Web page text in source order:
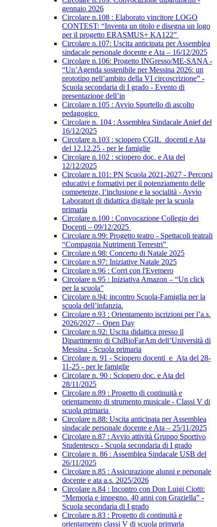
gennaio 2026
Circolare n.108 : Elaborato vincitore LOGO
CONTEST: “Inventa un titolo e disegna un logo
per il progetto ERASMUS+ KA122”
Circolare n.107: Uscita anticipata per Assemblea
sindacale personale docente e Ata – 16/12/2025
Circolare n.106: Progetto INGresso/ME-SANA -
“Un’Agenda sostenibile per Messina 2026: un
prototipo nell’ambito della VI circoscrizione” -
Scuola secondaria di I grado - Evento di
presentazione dell’in
Circolare n.105 : Avvio Sportello di ascolto
pedagogico
Circolare n. 104 : Assemblea Sindacale Anief del
16/12/2025
Circolare n.103 : sciopero CGIL_docenti e Ata
del 12.12.25 - per le famiglie
Circolare n.102 : sciopero doc. e Ata del
12/12/2025
Circolare n.101: PN Scuola 2021-2027 - Percorsi
educativi e formativi per il potenziamento delle
competenze, l’inclusione e la socialità - Avvio
Laboratori di didattica digitale per la scuola
primaria
Circolare n.100 : Convocazione Collegio dei
Docenti – 09/12/2025
Circolare n.99: Progetto teatro - Spettacoli teatrali
“Compagnia Nutrimenti Terrestri”
Circolare n.98: Concerto di Natale 2025
Circolare n.97: Iniziative Natale 2025
Circolare n.96 : Corri con l'Evemero
Circolare n.95 : Iniziativa Amazon – “Un click
per la scuola”
Circolare n.94: incontro Scuola-Famiglia per la
scuola dell’infanzia.
Circolare n.93 : Orientamento iscrizioni per l’a.s.
2026/2027 – Open Day
Circolare n.92: Uscita didattica presso il
Dipartimento di ChiBioFarAm dell’Università di
Messina - Scuola primaria
Circolare n. 91 - Sciopero docenti_e_Ata del 28-
11-25 - per le famiglie
Circolare n. 90 : Sciopero doc. e Ata del
28/11/2025
Circolare n.89 : Progetto di continuità e
orientamento di strumento musicale - Classi V di
scuola primaria
Circolare n.88: Uscita anticipata per Assemblea
sindacale personale docente e Ata – 25/11/2025
Circolare n.87 : Avvio attività Gruppo Sportivo
Studentesco - Scuola secondaria di I grado
Circolare n. 86 : Assemblea Sindacale USB del
26/11/2025
Circolare n.85 : Assicurazione alunni e personale
docente e ata a.s. 2025/2026
Circolare n.84 : Incontro con Don Luigi Ciotti:
“Memoria e impegno. 40 anni con Graziella” -
Scuola secondaria di I grado
Circolare n.83 : Progetto di continuità e
orientamento classi V di scuola primaria